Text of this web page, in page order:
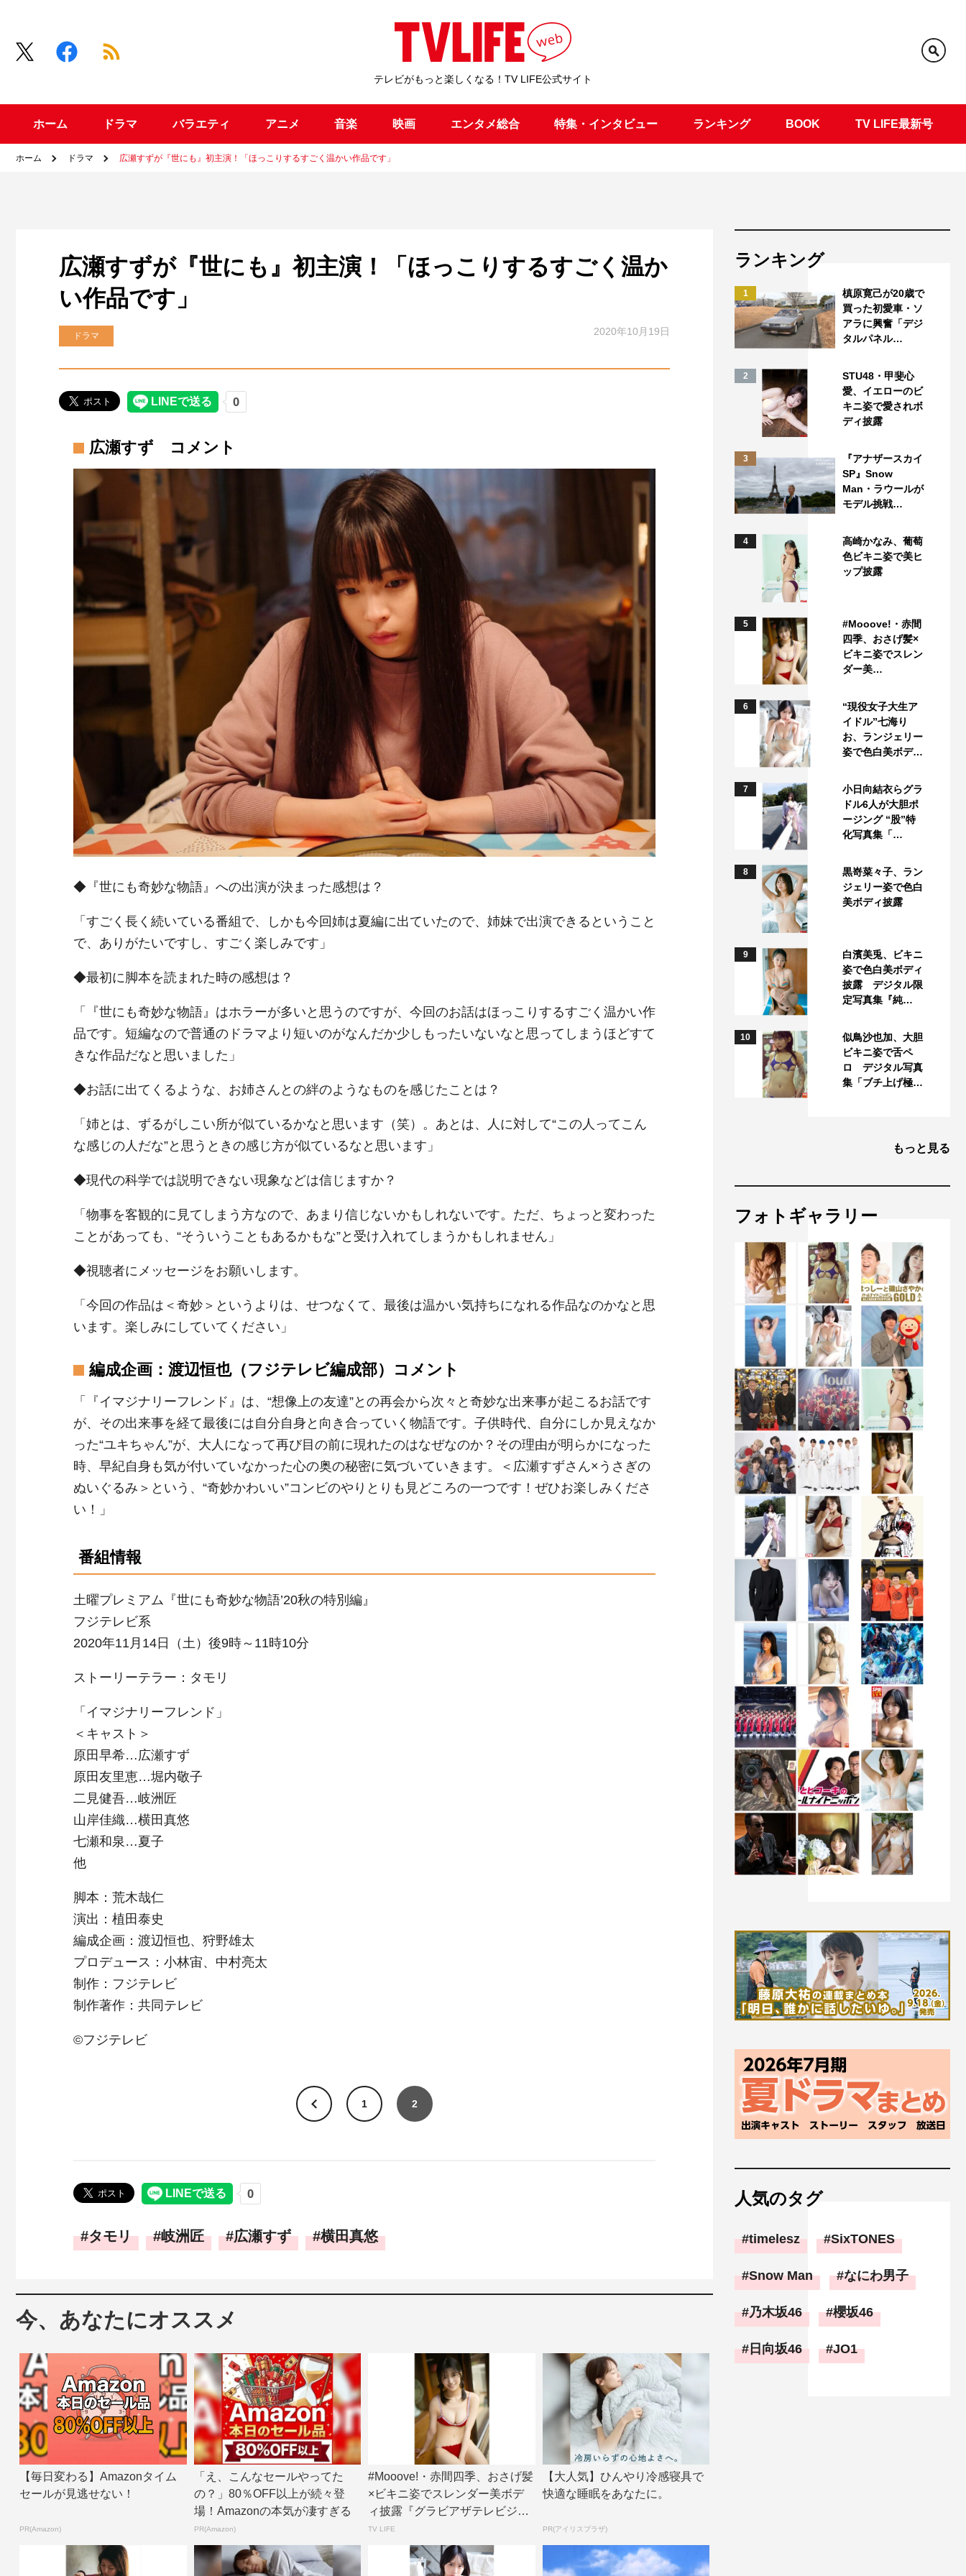
テレビがもっと楽しくなる！TV LIFE公式サイト
ホーム ドラマ バラエティ アニメ 音楽 映画 エンタメ総合 特集・インタビュー ランキング BOOK TV LIFE最新号
ホーム ドラマ 広瀬すずが『世にも』初主演！「ほっこりするすごく温かい作品です」
広瀬すずが『世にも』初主演！「ほっこりするすごく温か
い作品です」
ドラマ 2020年10月19日
広瀬すず コメント
◆『世にも奇妙な物語』への出演が決まった感想は？
「すごく長く続いている番組で、しかも今回姉は夏編に出ていたので、姉妹で出演できるということ
で、ありがたいですし、すごく楽しみです」
◆最初に脚本を読まれた時の感想は？
「『世にも奇妙な物語』はホラーが多いと思うのですが、今回のお話はほっこりするすごく温かい作
品です。短編なので普通のドラマより短いのがなんだか少しもったいないなと思ってしまうほどすて
きな作品だなと思いました」
◆お話に出てくるような、お姉さんとの絆のようなものを感じたことは？
「姉とは、ずるがしこい所が似ているかなと思います（笑）。あとは、人に対して“この人ってこん
な感じの人だな”と思うときの感じ方が似ているなと思います」
◆現代の科学では説明できない現象などは信じますか？
「物事を客観的に見てしまう方なので、あまり信じないかもしれないです。ただ、ちょっと変わった
ことがあっても、“そういうこともあるかもな”と受け入れてしまうかもしれません」
◆視聴者にメッセージをお願いします。
「今回の作品は＜奇妙＞というよりは、せつなくて、最後は温かい気持ちになれる作品なのかなと思
います。楽しみにしていてください」
編成企画：渡辺恒也（フジテレビ編成部）コメント
「『イマジナリーフレンド』は、“想像上の友達”との再会から次々と奇妙な出来事が起こるお話です
が、その出来事を経て最後には自分自身と向き合っていく物語です。子供時代、自分にしか見えなか
った“ユキちゃん”が、大人になって再び目の前に現れたのはなぜなのか？その理由が明らかになった
時、早紀自身も気が付いていなかった心の奥の秘密に気づいていきます。＜広瀬すずさん×うさぎの
ぬいぐるみ＞という、“奇妙かわいい”コンビのやりとりも見どころの一つです！ぜひお楽しみくださ
い！」
番組情報
土曜プレミアム『世にも奇妙な物語’20秋の特別編』
フジテレビ系
2020年11月14日（土）後9時～11時10分
ストーリーテラー：タモリ
「イマジナリーフレンド」
＜キャスト＞
原田早希…広瀬すず
原田友里恵…堀内敬子
二見健吾…岐洲匠
山岸佳織…横田真悠
七瀬和泉…夏子
他
脚本：荒木哉仁
演出：植田泰史
編成企画：渡辺恒也、狩野雄太
プロデュース：小林宙、中村亮太
制作：フジテレビ
制作著作：共同テレビ
©フジテレビ
1 2
タモリ 岐洲匠 広瀬すず 横田真悠
今、あなたにオススメ
【毎日変わる】Amazonタイム
セールが見逃せない！
PR(Amazon)
「え、こんなセールやってた
の？」80％OFF以上が続々登
場！Amazonの本気が凄すぎる
PR(Amazon)
#Mooove!・赤間四季、おさげ髪
×ビキニ姿でスレンダー美ボデ
ィ披露『グラビアザテレビジョ
ン』アザ...
TV LIFE
【大人気】ひんやり冷感寝具で
快適な睡眠をあなたに。
PR(アイリスプラザ)
ランキング
1
槙原寛己が20歳で
買った初愛車・ソ
アラに興奮「デジ
タルパネル…
2
STU48・甲斐心
愛、イエローのビ
キニ姿で愛されボ
ディ披露
3
『アナザースカイ
SP』Snow
Man・ラウールが
モデル挑戦…
4
高崎かなみ、葡萄
色ビキニ姿で美ヒ
ップ披露
5
#Mooove!・赤間
四季、おさげ髪×
ビキニ姿でスレン
ダー美…
6
“現役女子大生ア
イドル”七海り
お、ランジェリー
姿で色白美ボデ…
7
小日向結衣らグラ
ドル6人が大胆ポ
ージング “股”特
化写真集「…
8
黒嵜菜々子、ラン
ジェリー姿で色白
美ボディ披露
9
白濱美兎、ビキニ
姿で色白美ボディ
披露 デジタル限
定写真集『純…
10
似鳥沙也加、大胆
ビキニ姿で舌ペ
ロ デジタル写真
集「ブチ上げ極…
もっと見る
フォトギャラリー
人気のタグ
timelesz SixTONES
Snow Man なにわ男子
乃木坂46 櫻坂46
日向坂46 JO1